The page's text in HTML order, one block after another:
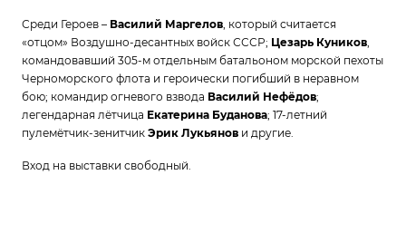
Среди Героев – Василий Маргелов, который считается
«отцом» Воздушно-десантных войск СССР; Цезарь Куников,
командовавший 305-м отдельным батальоном морской пехоты
Черноморского флота и героически погибший в неравном
бою; командир огневого взвода Василий Нефёдов;
легендарная лётчица Екатерина Буданова; 17-летний
пулемётчик-зенитчик Эрик Лукьянов и другие.
Вход на выставки свободный.